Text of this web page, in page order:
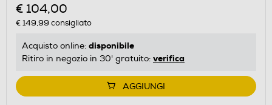
€ 104,00
€ 149,99 consigliato
Acquisto online: disponibile
Ritiro in negozio in 30' gratuito: verifica
AGGIUNGI